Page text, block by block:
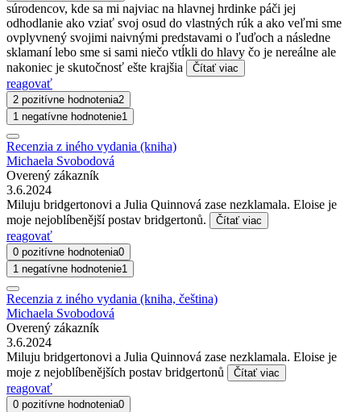
súrodencov, kde sa mi najviac na hlavnej hrdinke páči jej
odhodlanie ako vziať svoj osud do vlastných rúk a ako veľmi sme
ovplyvnený svojimi naivnými predstavami o ľuďoch a následne
sklamaní lebo sme si sami niečo vtĺkli do hlavy čo je nereálne ale
nakoniec je skutočnosť ešte krajšia
Čítať viac
reagovať
2 pozitívne hodnotenia2
1 negatívne hodnotenie1
Recenzia z iného vydania (kniha)
Michaela Svobodová
Overený zákazník
3.6.2024
Miluju bridgertonovi a Julia Quinnová zase nezklamala. Eloise je
moje nejoblíbenější postav bridgertonů.
Čítať viac
reagovať
0 pozitívne hodnotenia0
1 negatívne hodnotenie1
Recenzia z iného vydania (kniha, čeština)
Michaela Svobodová
Overený zákazník
3.6.2024
Miluju bridgertonovi a Julia Quinnová zase nezklamala. Eloise je
moje z nejoblíbenějších postav bridgertonů
Čítať viac
reagovať
0 pozitívne hodnotenia0